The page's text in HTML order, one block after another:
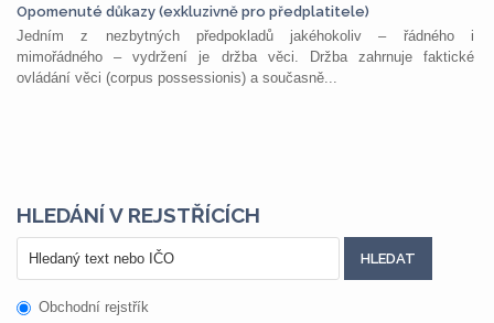
Opomenuté důkazy (exkluzivně pro předplatitele)
Jedním z nezbytných předpokladů jakéhokoliv – řádného i
mimořádného – vydržení je držba věci. Držba zahrnuje faktické
ovládání věci (corpus possessionis) a současně...
HLEDÁNÍ V REJSTŘÍCÍCH
Obchodní rejstřík